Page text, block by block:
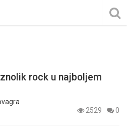
rock u najboljem
2529
0